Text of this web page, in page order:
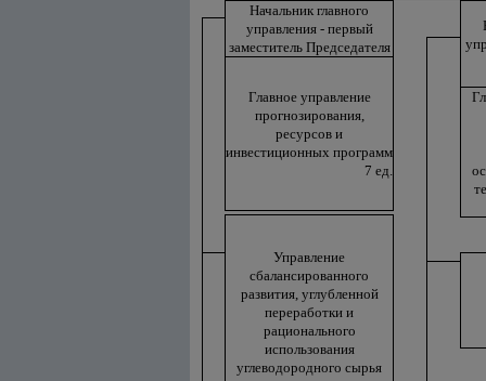
Начальник главного
управления - первый
заместитель Председателя
Главное управление
прогнозирования,
ресурсов и
инвестиционных программ
7 ед.
Управление
сбалансированного
развития, углубленной
переработки и
рационального
использования
углеводородного сырья